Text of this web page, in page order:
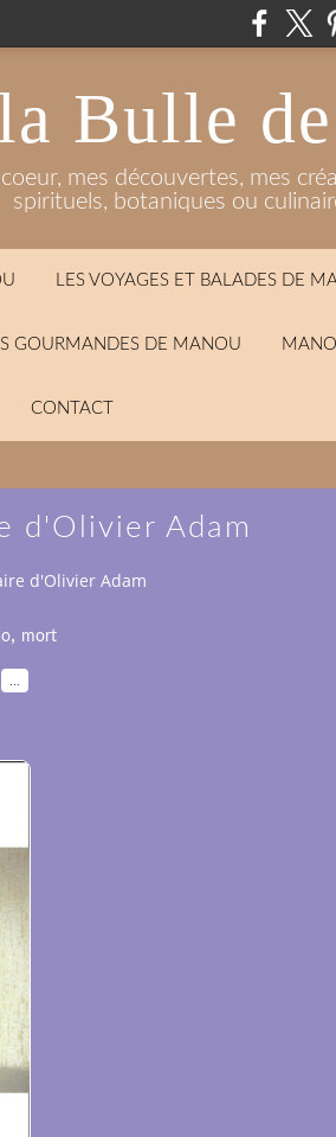
Bulle
mes découvertes, mes
spirituels, botaniques ou
LES VOYAGES ET BALADES DE
GOURMANDES DE MANOU
CONTACT
d'Olivier Adam
d'Olivier Adam
, mort